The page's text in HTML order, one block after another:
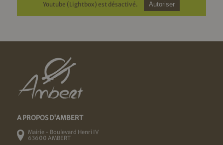
Youtube (Lightbox) est désactivé. Autoriser
A PROPOS D'AMBERT
Mairie - Boulevard Henri IV
63600 AMBERT